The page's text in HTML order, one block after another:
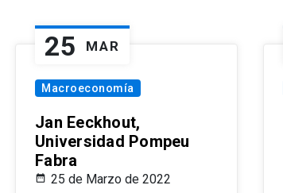
25 MAR
Macroeconomía
Jan Eeckhout,
Universidad Pompeu
Fabra
25 de Marzo de 2022